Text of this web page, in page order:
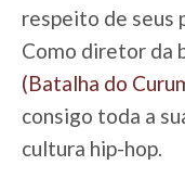
respeito de seus
Como diretor da
(Batalha do
consigo toda a
cultura hip-hop.